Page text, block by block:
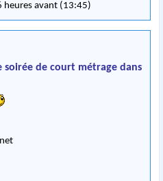
heures avant (13:45)
de court métrage dans